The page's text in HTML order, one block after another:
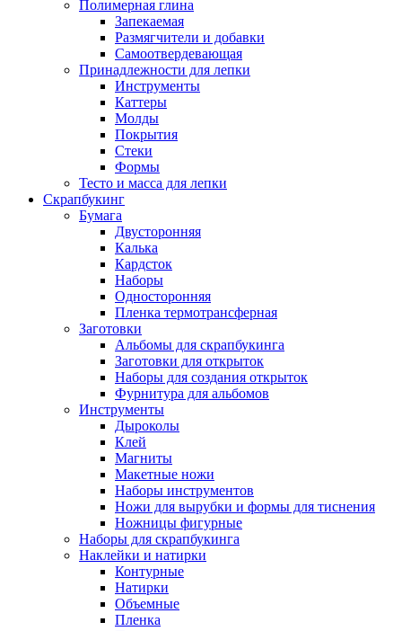
Полимерная глина
Запекаемая
Размягчители и добавки
Самоотвердевающая
Принадлежности для лепки
Инструменты
Каттеры
Молды
Покрытия
Стеки
Формы
Тесто и масса для лепки
Скрапбукинг
Бумага
Двусторонняя
Калька
Кардсток
Наборы
Односторонняя
Пленка термотрансферная
Заготовки
Альбомы для скрапбукинга
Заготовки для открыток
Наборы для создания открыток
Фурнитура для альбомов
Инструменты
Дыроколы
Клей
Магниты
Макетные ножи
Наборы инструментов
Ножи для вырубки и формы для тиснения
Ножницы фигурные
Наборы для скрапбукинга
Наклейки и натирки
Контурные
Натирки
Объемные
Пленка